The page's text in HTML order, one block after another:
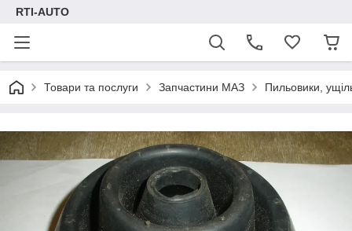
RTI-AUTO
Товари та послуги Запчастини МАЗ Пильовики,